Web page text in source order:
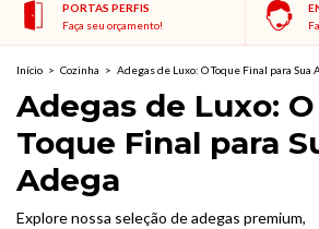
PORTAS PERFIS
Faça seu orçamento!
Início > Cozinha > Adegas de Luxo: O Toque Final para Sua
Adegas de Luxo: O
Toque Final para
Adega
Explore nossa seleção de adegas premium,